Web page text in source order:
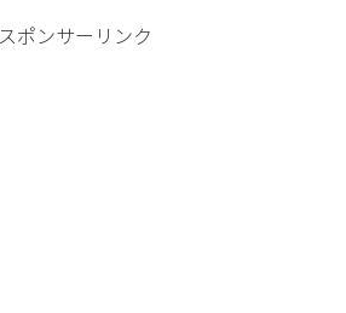
スポンサーリンク